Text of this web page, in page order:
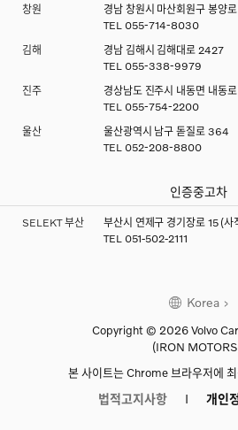
창원
경남 창원시 마산회원구 봉양
TEL 055-714-8030
김해
경남 김해시 김해대로 2427
TEL 055-338-9979
진주
경상남도 진주시 내동면 내동
TEL 055-754-2200
울산
울산광역시 남구 돋질로 364
TEL 052-208-8800
인증중고차
SELEKT 부산
부산시 연제구 경기장로 15 (사
TEL 051-502-2111
Korea
Copyright © 2026 Volvo
(IRON
본 사이트는 Chrome 브라우저에
법적고지사항 개인